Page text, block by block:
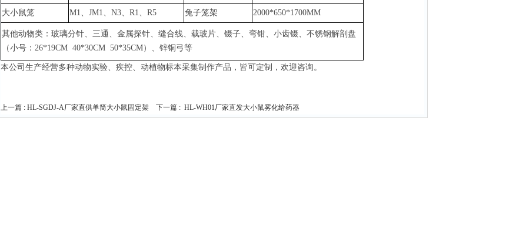
大小鼠笼
M1、JM1、N3、R1、R5 兔子笼架 2000*650*1700MM
其他动物类：玻璃分针、三通、金属探针、缝合线、载玻片、镊子、弯钳、小齿镊、不锈钢解剖盘
（小号： 26*19CM 40*30CM 50*35CM）、锌铜弓等
本公司生产经营多种动物实验、疾控、动植物标本采集制作产品，皆可定制，欢迎咨询。
上一篇 : HL-SGDJ-A厂家直供单筒大小鼠固定架 下一篇 : HL-WH01厂家直发大小鼠雾化给药器